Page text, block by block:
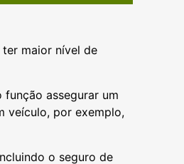
ter maior nível de
assegurar um
veículo, por exemplo,
o seguro de